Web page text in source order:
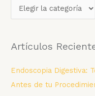
a
e
o
r
Artículos
Endoscopia Digestiva:
Antes de tu